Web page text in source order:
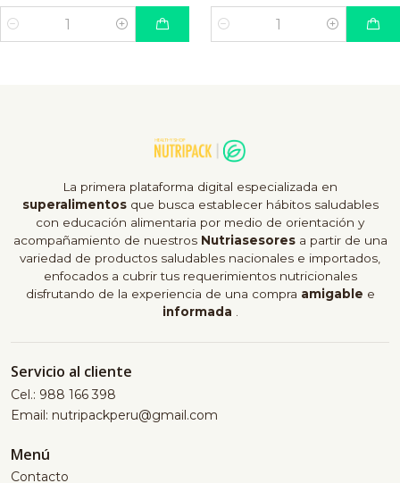
Quantity Quantity
La primera plataforma digital especializada en
superalimentosque busca establecer hábitos saludables
con educación alimentaria por medio de orientación y
acompañamiento de nuestros Nutriasesores a partir de una
variedad de productos saludables nacionales e importados,
enfocados a cubrir tus requerimientos nutricionales
disfrutando de la experiencia de una compra amigable e
informada .
Servicio al cliente
Cel.: 988 166 398
Email: nutripackperu@gmail.com
Menú
Contacto